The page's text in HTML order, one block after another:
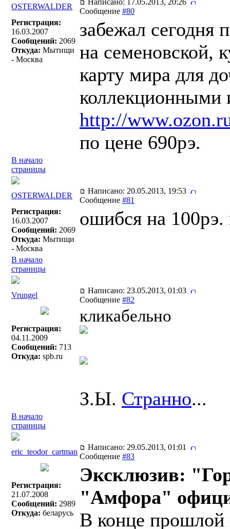
OSTERWALDER
Написано: 17.05.2013, 20:26
Сообщение #80
Регистрация:
16.03.2007
Сообщений: 2069
Откуда: Мытищи
- Москва
забежал сегодня
на семеновской,
карту мира для
коллекционными
http://
по цене 690рэ.
В начало
страницы
OSTERWALDER
Написано: 20.05.2013, 19:53
Сообщение #81
Регистрация:
16.03.2007
Сообщений: 2069
Откуда: Мытищи
- Москва
ошибся на 100рэ.
В начало
страницы
Vrungel
Написано: 23.05.2013, 01:03
Сообщение #82
Регистрация:
04.11.2009
Сообщений: 713
Откуда: spb.ru
кликабельно
З.Ы. Странно...
В начало
страницы
eric_teodor_cartman
Написано: 29.05.2013, 01:01
Сообщение #83
Регистрация:
21.07.2008
Сообщений: 2989
Откуда: беларусь
Эксклюзив:
"Амфора"
В конце прошлой